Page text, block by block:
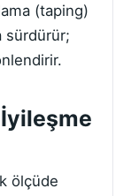
(taping)
sürdürür;
ölçüde